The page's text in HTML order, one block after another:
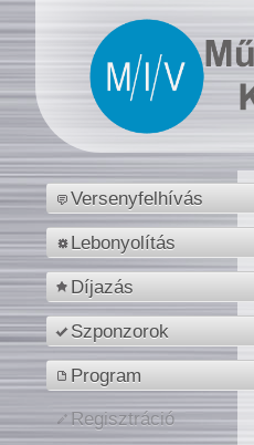
Versenyfelhívás
Lebonyolítás
Díjazás
Szponzorok
Program
Regisztráció